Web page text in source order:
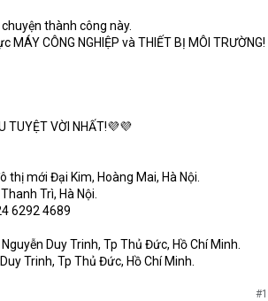
thành công này.
CÔNG NGHIỆP và THIẾT BỊ MÔI TRƯỜNG!
TUYỆT VỜI NHẤT!💜💜
thị mới Đại Kim, Hoàng Mai, Hà Nội.
Trì, Hà Nội.
6292 4689
Duy Trinh, Tp Thủ Đức, Hồ Chí Minh.
Trinh, Tp Thủ Đức, Hồ Chí Minh.
#1